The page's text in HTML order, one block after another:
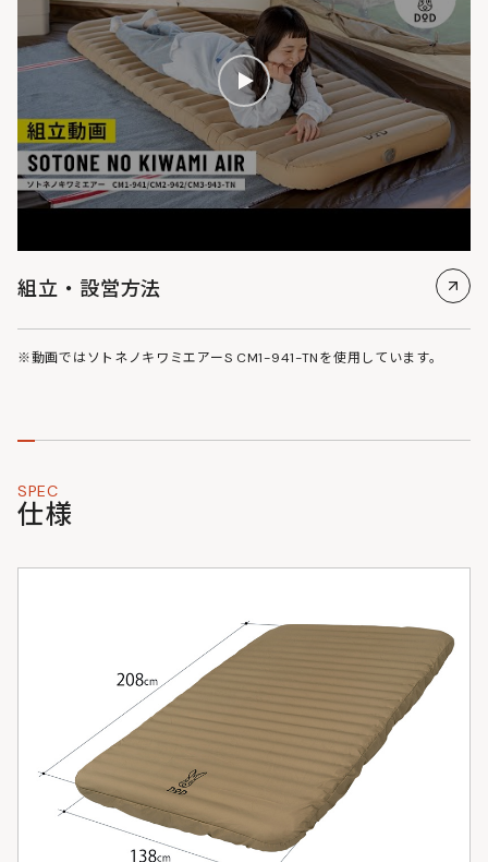
組立・設営方法
※動画ではソトネノキワミエアーS CM1-941-TNを使用しています。
SPEC
仕様